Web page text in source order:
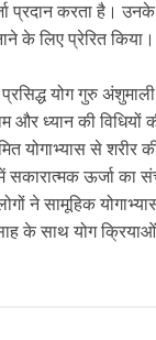
प्रदान करता है।
के लिए प्रेरित किया।
योग गुरु
और ध्यान की विधियों
योगाभ्यास से शरीर
सकारात्मक ऊर्जा का
ने सामूहिक
के साथ योग